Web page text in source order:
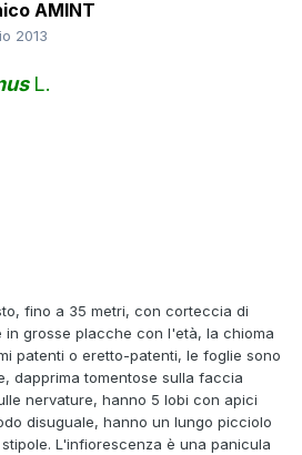
AMINT
2013
L.
fino a 35 metri, con corteccia di
grosse placche con l'età, la chioma
patenti o eretto-patenti, le foglie sono
dapprima tomentose sulla faccia
nervature, hanno 5 lobi con apici
disuguale, hanno un lungo picciolo
L'infiorescenza è una panicula